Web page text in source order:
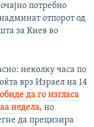
потребно
отпорот од
за Киев во
неколку часа по
врз Израел на 14
да го изгласа
недела, но
да прецизира